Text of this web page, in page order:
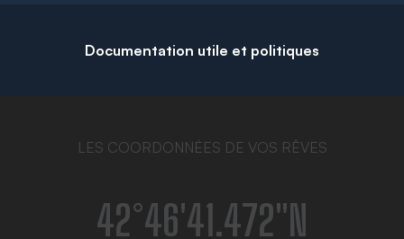
Documentation utile et politiques
LES COORDONNÉES DE VOS RÊVES
42°46′41.472″N